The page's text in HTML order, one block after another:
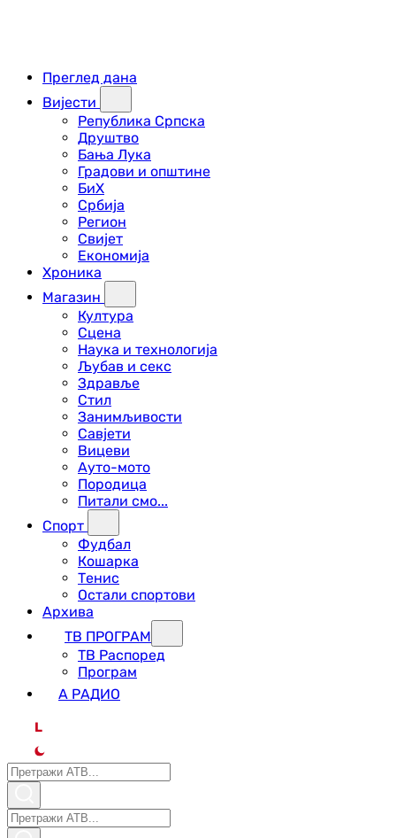
Преглед дана
Вијести
Република Српска
Друштво
Бања Лука
Градови и општине
БиХ
Србија
Регион
Свијет
Економија
Хроника
Магазин
Култура
Сцена
Наука и технологија
Љубав и секс
Здравље
Стил
Занимљивости
Савјети
Вицеви
Ауто-мото
Породица
Питали смо...
Спорт
Фудбал
Кошарка
Тенис
Остали спортови
Архива
ТВ ПРОГРАМ
ТВ Распоред
Програм
А РАДИО
L